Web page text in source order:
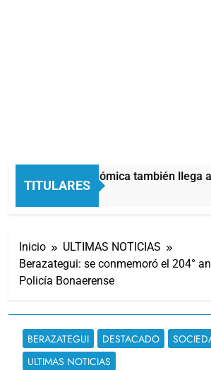
TITULARES
La crisis económica también llega
5 Horas Atrás
Inicio
ULTIMAS NOTICIAS
Berazategui: se conmemoró el 204°
Policía Bonaerense
BERAZATEGUI DESTACADO
ULTIMAS NOTICIAS